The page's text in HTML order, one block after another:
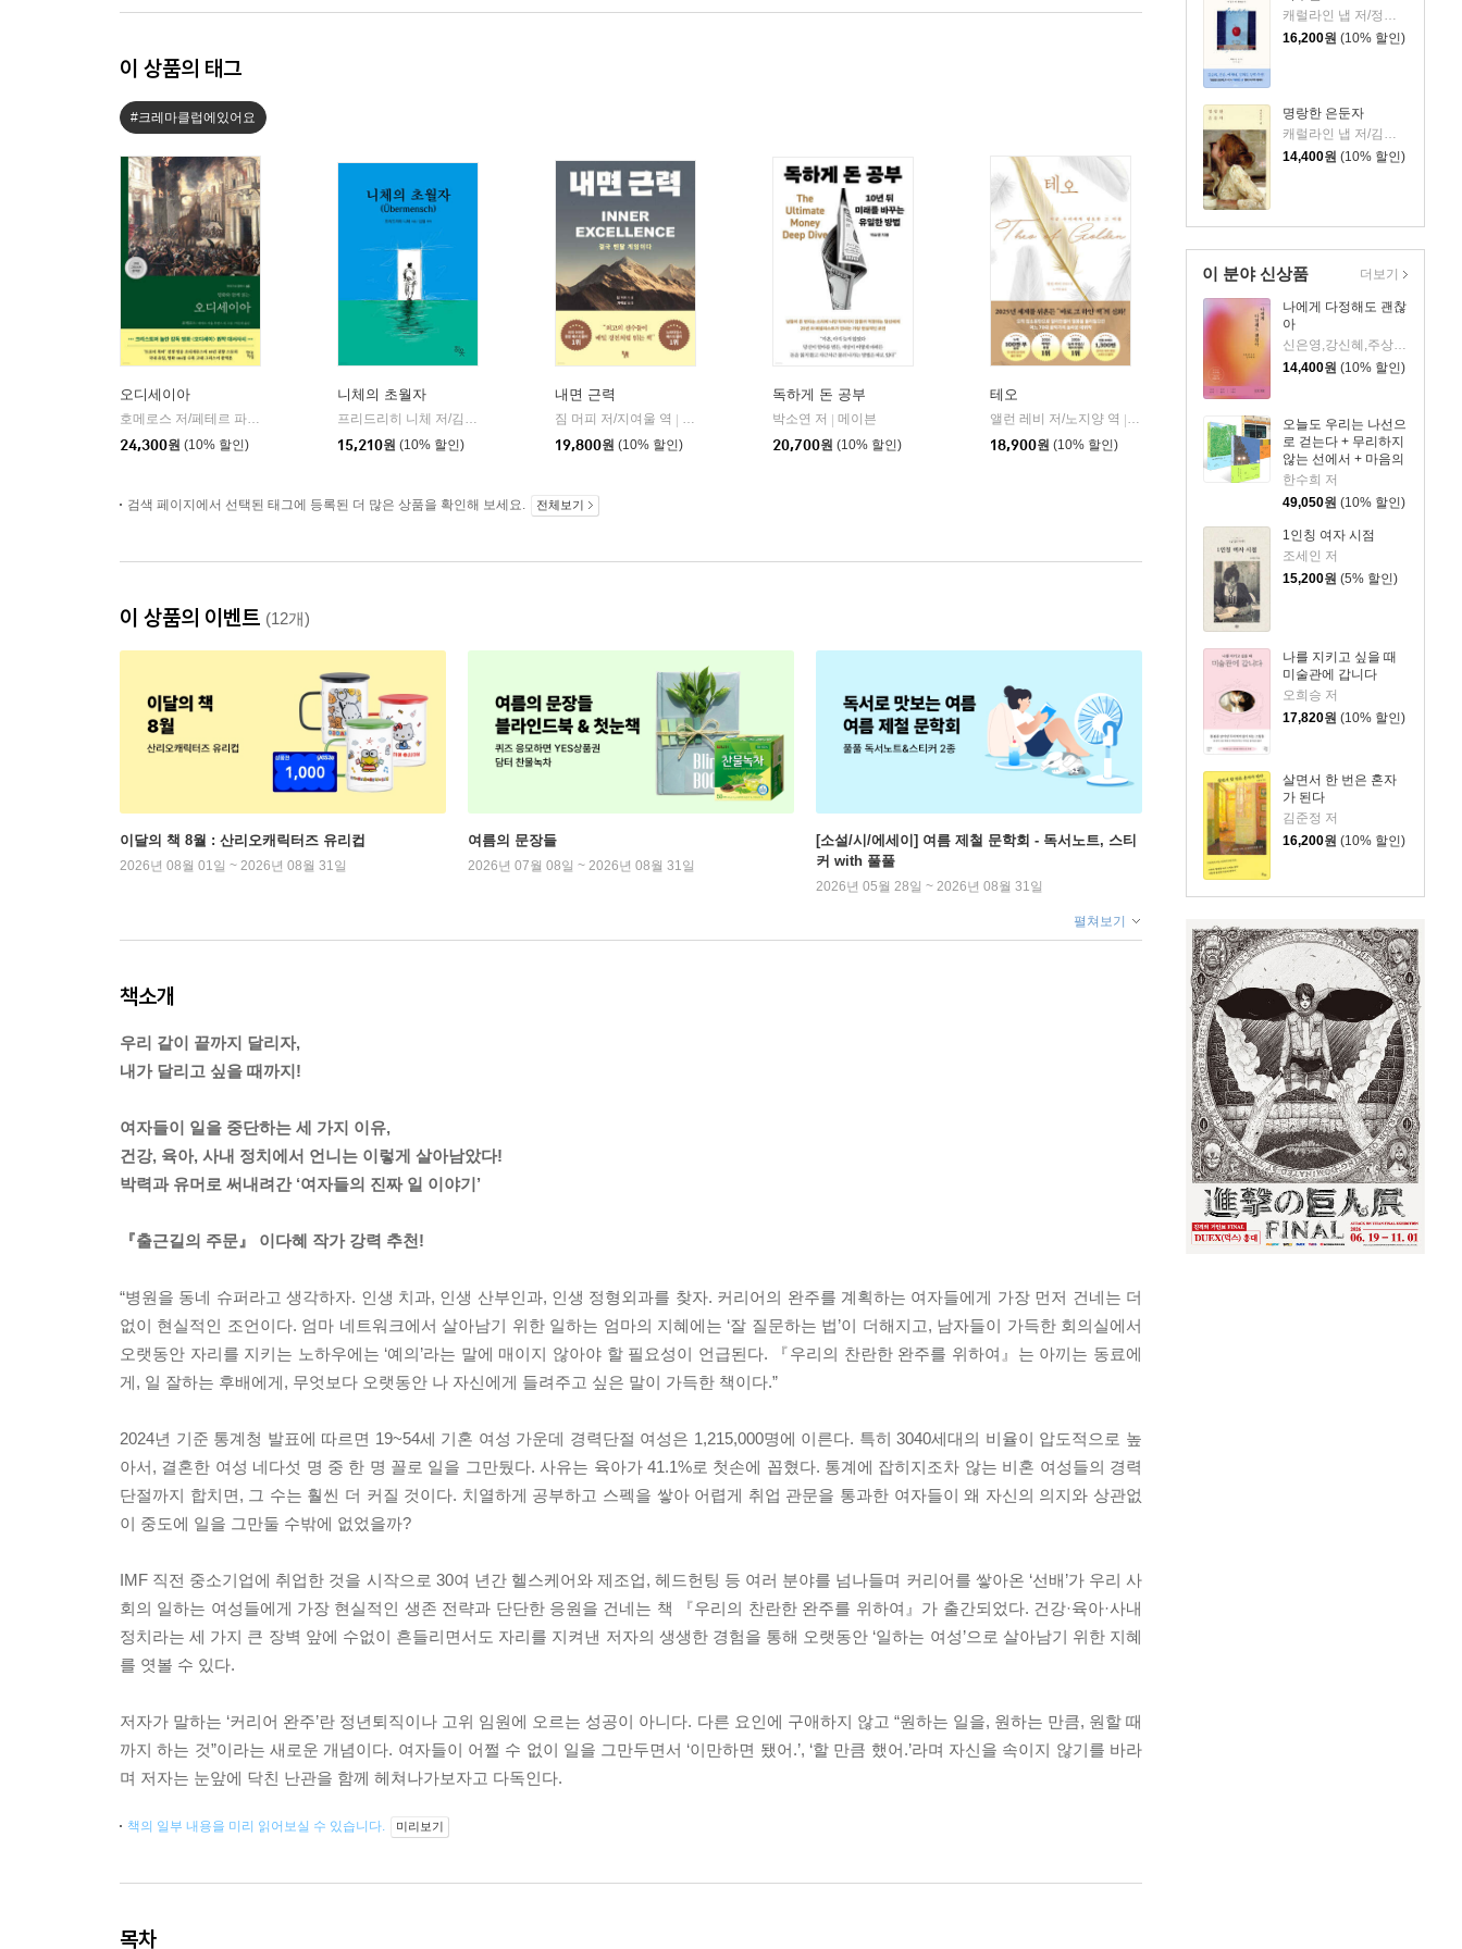
캐럴라인 냅 저/정지인 역
16,200원 (10% 할인)
명랑한 은둔자
캐럴라인 냅 저/김명남 역
14,400원 (10% 할인)
이 분야 신상품
나에게 다정해도 괜찮
아
신은영,강신혜,주상희,윤근영,정현숙 저
14,400원 (10% 할인)
오늘도 우리는 나선으
로 걷는다 + 무리하지
않는 선에서 + 마음의
문제 세트
한수희 저
49,050원 (10% 할인)
1인칭 여자 시점
조세인 저
15,200원 (5% 할인)
나를 지키고 싶을 때
미술관에 갑니다
오희승 저
17,820원 (10% 할인)
살면서 한 번은 혼자
가 된다
김준정 저
16,200원 (10% 할인)
더보기
이 상품의 태그
#크레마클럽에있어요
오디세이아
호메로스 저/페테르 파울 루벤스 그림/박문재 역 |
현대지성
24,300원 (10% 할인)
니체의 초월자
프리드리히 니체 저/김철 편역
15,210원 (10% 할인)
내면 근력
짐 머피 저/지여울 역
윌북(willbook)
19,800원 (10% 할인)
독하게 돈 공부
박소연 저
메이븐
20,700원 (10% 할인)
테오
앨런 레비 저/노지양 역
오팬하우스
18,900원 (10% 할인)
검색 페이지에서 선택된 태그에 등록된 더 많은 상품을 확인해 보세요. 전체보기
이 상품의 이벤트 (12개)
이달의 책 8월 : 산리오캐릭터즈 유리컵
2026년 08월 01일 ~ 2026년 08월 31일
여름의 문장들
2026년 07월 08일 ~ 2026년 08월 31일
[소설/시/에세이] 여름 제철 문학회 - 독서노트, 스티
커 with 풀풀
2026년 05월 28일 ~ 2026년 08월 31일
펼쳐보기
책소개
우리 같이 끝까지 달리자,
내가 달리고 싶을 때까지!
여자들이 일을 중단하는 세 가지 이유,
건강, 육아, 사내 정치에서 언니는 이렇게 살아남았다!
박력과 유머로 써내려간 ‘여자들의 진짜 일 이야기’
『출근길의 주문』 이다혜 작가 강력 추천!
“병원을 동네 슈퍼라고 생각하자. 인생 치과, 인생 산부인과, 인생 정형외과를 찾자. 커리어의 완주를 계획하는 여자들에게 가장 먼저 건네는 더
없이 현실적인 조언이다. 엄마 네트워크에서 살아남기 위한 일하는 엄마의 지혜에는 ‘잘 질문하는 법’이 더해지고, 남자들이 가득한 회의실에서
오랫동안 자리를 지키는 노하우에는 ‘예의’라는 말에 매이지 않아야 할 필요성이 언급된다. 『우리의 찬란한 완주를 위하여』는 아끼는 동료에
게, 일 잘하는 후배에게, 무엇보다 오랫동안 나 자신에게 들려주고 싶은 말이 가득한 책이다.”
2024년 기준 통계청 발표에 따르면 19~54세 기혼 여성 가운데 경력단절 여성은 1,215,000명에 이른다. 특히 3040세대의 비율이 압도적으로 높
아서, 결혼한 여성 네다섯 명 중 한 명 꼴로 일을 그만뒀다. 사유는 육아가 41.1%로 첫손에 꼽혔다. 통계에 잡히지조차 않는 비혼 여성들의 경력
단절까지 합치면, 그 수는 훨씬 더 커질 것이다. 치열하게 공부하고 스펙을 쌓아 어렵게 취업 관문을 통과한 여자들이 왜 자신의 의지와 상관없
이 중도에 일을 그만둘 수밖에 없었을까?
IMF 직전 중소기업에 취업한 것을 시작으로 30여 년간 헬스케어와 제조업, 헤드헌팅 등 여러 분야를 넘나들며 커리어를 쌓아온 ‘선배’가 우리 사
회의 일하는 여성들에게 가장 현실적인 생존 전략과 단단한 응원을 건네는 책 『우리의 찬란한 완주를 위하여』가 출간되었다. 건강·육아·사내
정치라는 세 가지 큰 장벽 앞에 수없이 흔들리면서도 자리를 지켜낸 저자의 생생한 경험을 통해 오랫동안 ‘일하는 여성’으로 살아남기 위한 지혜
를 엿볼 수 있다.
저자가 말하는 ‘커리어 완주’란 정년퇴직이나 고위 임원에 오르는 성공이 아니다. 다른 요인에 구애하지 않고 “원하는 일을, 원하는 만큼, 원할 때
까지 하는 것”이라는 새로운 개념이다. 여자들이 어쩔 수 없이 일을 그만두면서 ‘이만하면 됐어.’, ‘할 만큼 했어.’라며 자신을 속이지 않기를 바라
며 저자는 눈앞에 닥친 난관을 함께 헤쳐나가보자고 다독인다.
책의 일부 내용을 미리 읽어보실 수 있습니다. 미리보기
목차